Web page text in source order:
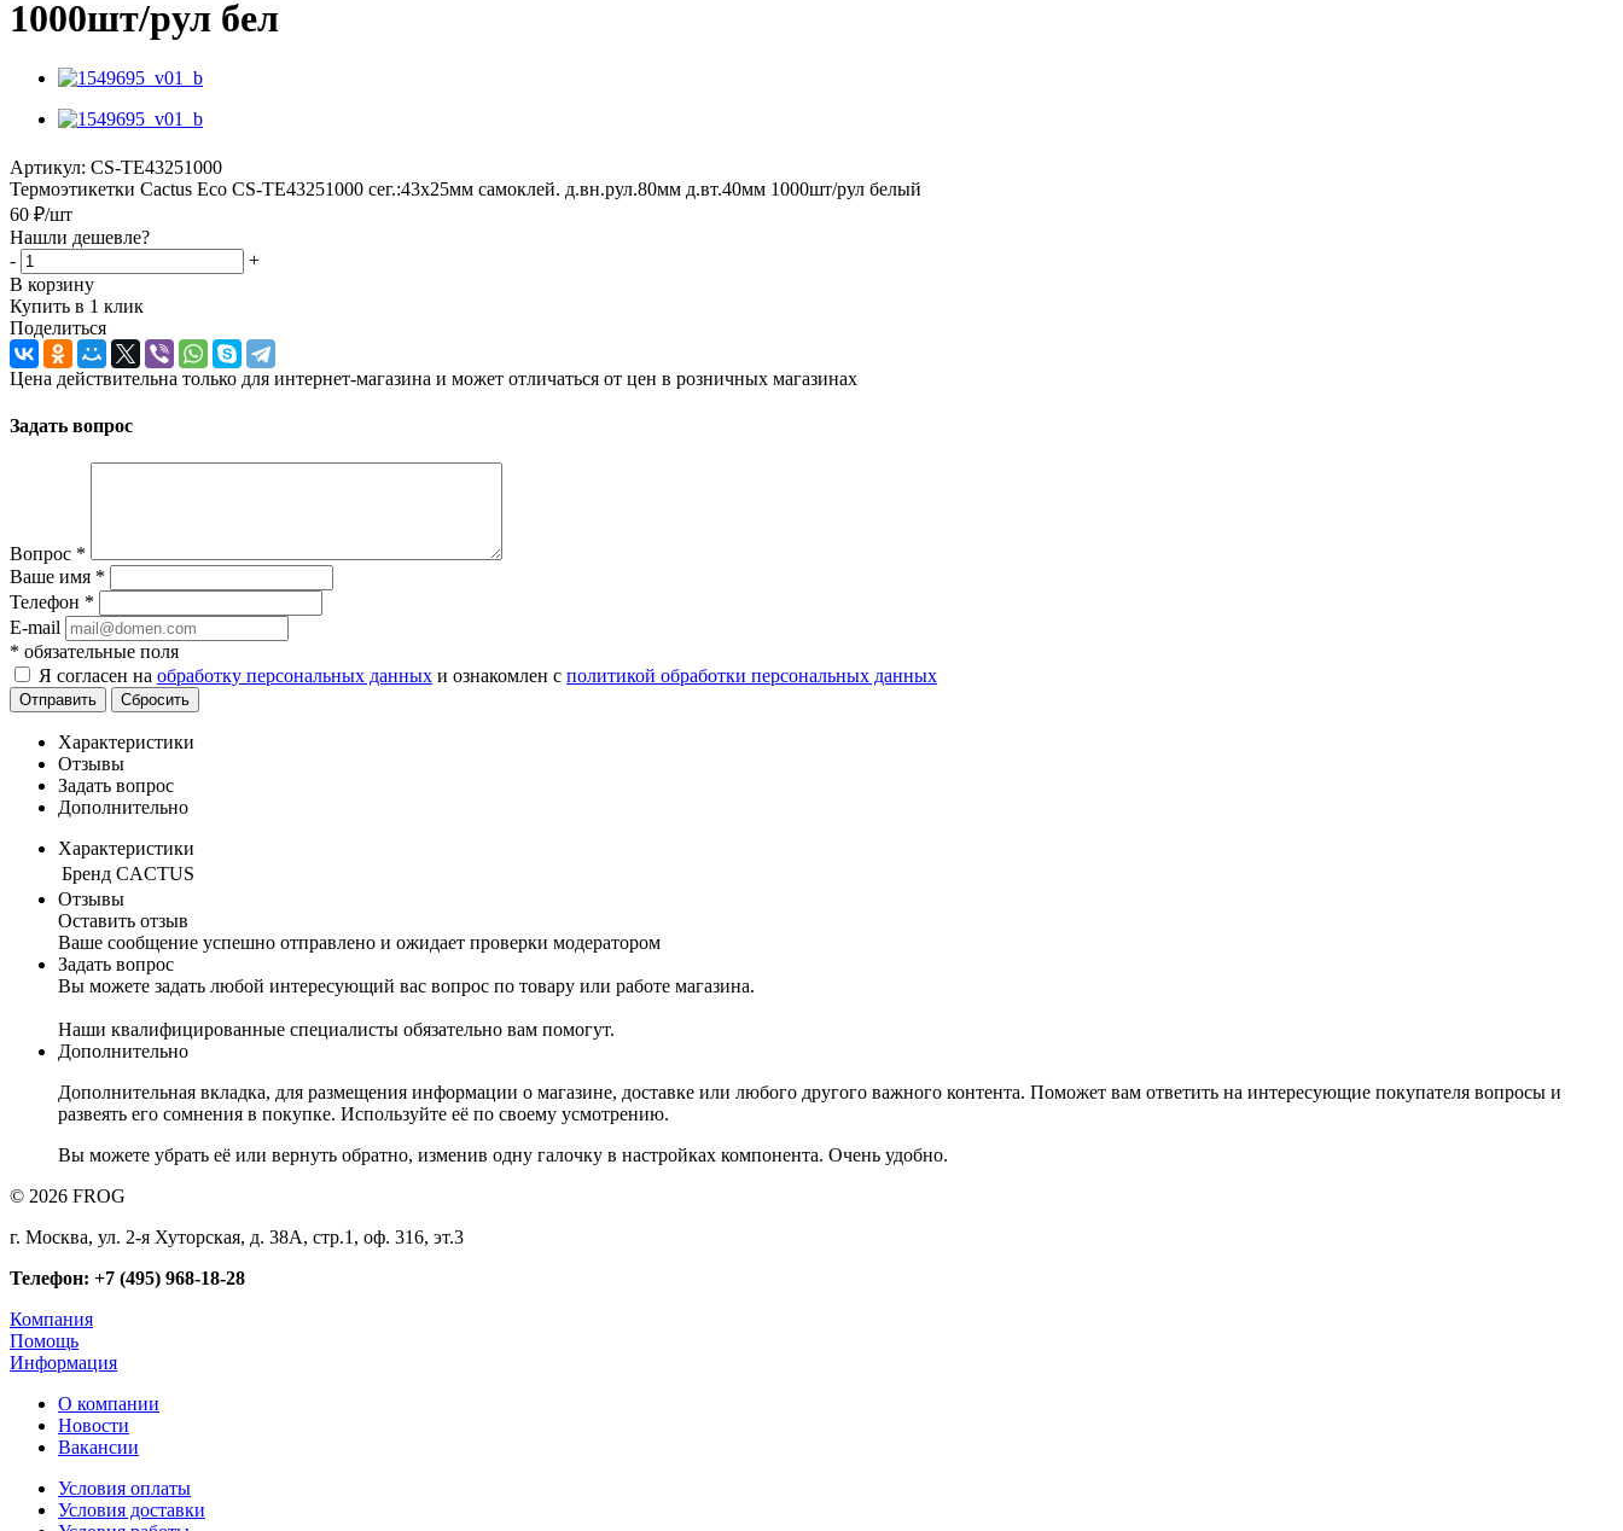
1000шт/рул бел
Артикул: CS-TE43251000
Термоэтикетки Cactus Eco CS-TE43251000 сег.:43x25мм самоклей. д.вн.рул.80мм д.вт.40мм 1000шт/рул белый
60 ₽/шт
Нашли дешевле?
-
+
В корзину
Купить в 1 клик
Поделиться
Цена действительна только для интернет-магазина и может отличаться от цен в розничных магазинах
Задать вопрос
Вопрос *
Ваше имя *
Телефон *
E-mail
* обязательные поля
Я согласен на обработку персональных данных и ознакомлен с политикой обработки персональных данных
Отправить Сбросить
Характеристики
Отзывы
Задать вопрос
Дополнительно
Характеристики
Бренд CACTUS
Отзывы
Оставить отзыв
Ваше сообщение успешно отправлено и ожидает проверки модератором
Задать вопрос
Вы можете задать любой интересующий вас вопрос по товару или работе магазина.
Наши квалифицированные специалисты обязательно вам помогут.
Дополнительно
Дополнительная вкладка, для размещения информации о магазине, доставке или любого другого важного контента. Поможет вам ответить на интересующие покупателя вопросы и
развеять его сомнения в покупке. Используйте её по своему усмотрению.
Вы можете убрать её или вернуть обратно, изменив одну галочку в настройках компонента. Очень удобно.
© 2026 FROG
г. Москва, ул. 2-я Хуторская, д. 38А, стр.1, оф. 316, эт.3
Телефон: +7 (495) 968-18-28
Компания
Помощь
Информация
О компании
Новости
Вакансии
Условия оплаты
Условия доставки